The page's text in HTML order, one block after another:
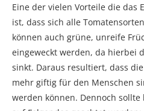
Eine der vielen Vorteile die das
ist, dass sich alle
können auch grüne, unreife
eingeweckt werden, da hierbei
sinkt. Daraus resultiert, dass
mehr giftig für den Menschen
werden können. Dennoch